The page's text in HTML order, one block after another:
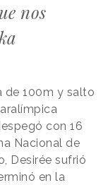
nos
de 100m y salto
con 16
Nacional de
Desirée sufrió
en la